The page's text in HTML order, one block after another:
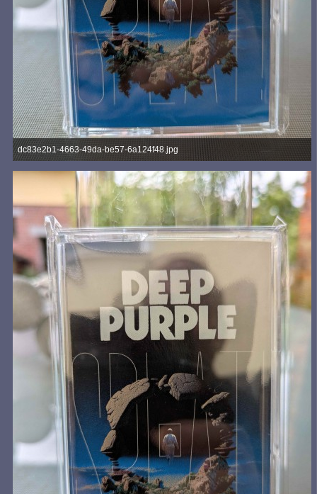
dc83e2b1-4663-49da-be57-6a124f48.jpg
990,74 kB, 3.472×4.624, 49 mal angesehen